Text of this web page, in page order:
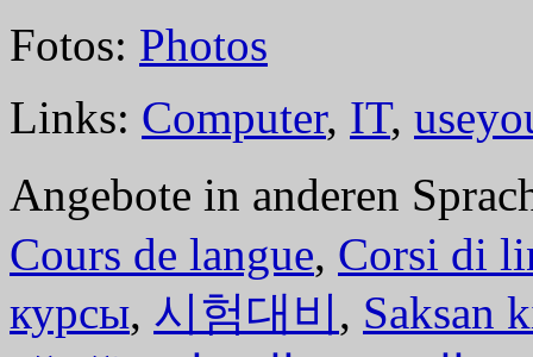
Fotos: Photos
Links: Computer, IT,
Angebote in anderen
Cours de langue, Corsi di
курсы, 시험대비, Saksan